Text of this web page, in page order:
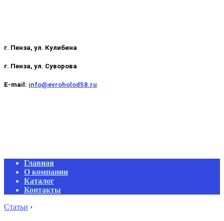
г. Пенза, ул. Кулибина
г. Пенза, ул. Суворова
E-mail: info@evroholod58.ru
Primary
Navigation
Menu
Главная
О компании
Каталог
Контакты
Статьи ›